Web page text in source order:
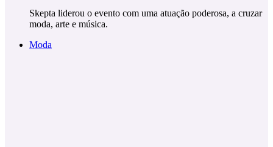
Skepta liderou o evento com uma atuação poderosa, a cruzar
moda, arte e música.
Moda